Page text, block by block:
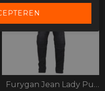
Furygan Jean Lady Purdey